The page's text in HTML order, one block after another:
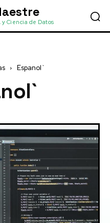
Ciencia de Datos
Espanol`